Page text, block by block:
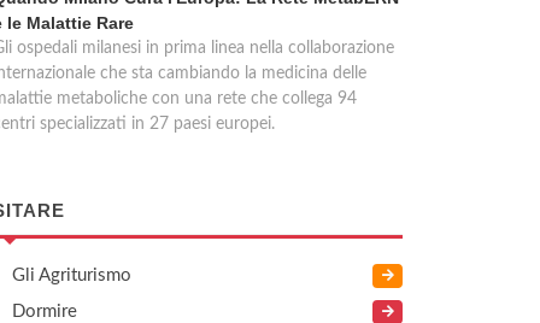
le Malattie Rare
ospedali milanesi in prima linea nella collaborazione
che sta cambiando la medicina delle
metaboliche con una rete che collega 94
specializzati in 27 paesi europei.
Gli Agriturismo
Dormire